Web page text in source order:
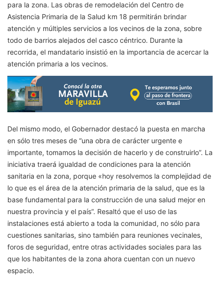
para la zona. Las obras de remodelación del Centro de
Asistencia Primaria de la Salud km 18 permitirán brindar
atención y múltiples servicios a los vecinos de la zona, sobre
todo de barrios alejados del casco céntrico. Durante la
recorrida, el mandatario insistió en la importancia de acercar la
atención primaria a los vecinos.
Del mismo modo, el Gobernador destacó la puesta en marcha
en sólo tres meses de “una obra de carácter urgente e
importante, tomamos la decisión de hacerlo y de construirlo”. La
iniciativa traerá igualdad de condiciones para la atención
sanitaria en la zona, porque «hoy resolvemos la complejidad de
lo que es el área de la atención primaria de la salud, que es la
base fundamental para la construcción de una salud mejor en
nuestra provincia y el país”. Resaltó que el uso de las
instalaciones está abierto a toda la comunidad, no sólo para
cuestiones sanitarias, sino también para reuniones vecinales,
foros de seguridad, entre otras actividades sociales para las
que los habitantes de la zona ahora cuentan con un nuevo
espacio.